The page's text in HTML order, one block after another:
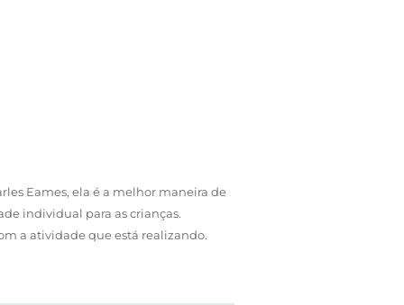
Eames, ela é a melhor maneira de
individual para as crianças.
a atividade que está realizando.